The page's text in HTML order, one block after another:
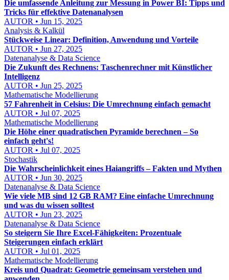
Die umfassende Anleitung zur Messung in Power BI: Tipps und
Tricks für effektive Datenanalysen
AUTOR • Jun 15, 2025
Analysis & Kalkül
Stückweise Linear: Definition, Anwendung und Vorteile
AUTOR • Jun 27, 2025
Datenanalyse & Data Science
Die Zukunft des Rechnens: Taschenrechner mit Künstlicher
Intelligenz
AUTOR • Jun 25, 2025
Mathematische Modellierung
57 Fahrenheit in Celsius: Die Umrechnung einfach gemacht
AUTOR • Jul 07, 2025
Mathematische Modellierung
Die Höhe einer quadratischen Pyramide berechnen – So
einfach geht's!
AUTOR • Jul 07, 2025
Stochastik
Die Wahrscheinlichkeit eines Haiangriffs – Fakten und Mythen
AUTOR • Jun 30, 2025
Datenanalyse & Data Science
Wie viele MB sind 12 GB RAM? Eine einfache Umrechnung
und was du wissen solltest
AUTOR • Jun 23, 2025
Datenanalyse & Data Science
So steigern Sie Ihre Excel-Fähigkeiten: Prozentuale
Steigerungen einfach erklärt
AUTOR • Jul 01, 2025
Mathematische Modellierung
Kreis und Quadrat: Geometrie gemeinsam verstehen und